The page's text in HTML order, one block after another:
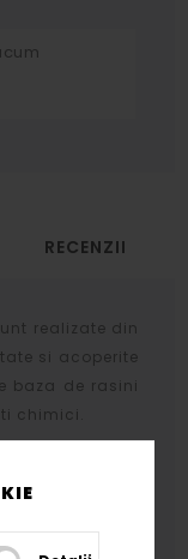
RECENZII
realizate din
si acoperite
baza de rasini
chimici.
bazelor si